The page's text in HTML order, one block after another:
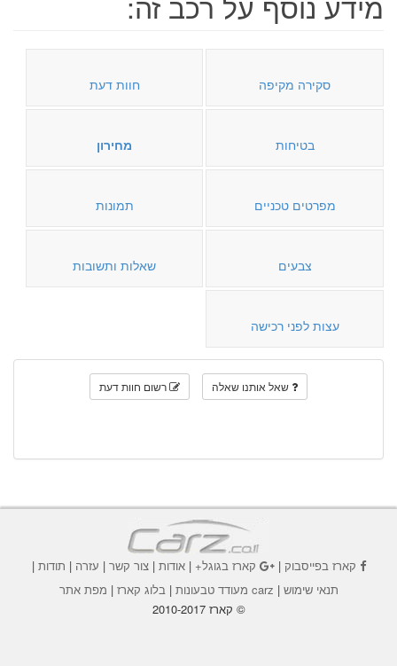
סקירה מקיפה חוות דעת
בטיחות מחירון
מפרטים טכניים תמונות
צבעים שאלות ותשובות
עצות לפני רכישה
שאל אותנו שאלה רשום חוות דעת
קארז בפייסבוק| קארז בגוגל+|אודות |צור קשר | עזרה | תודות |
תנאי שימוש | carz מעודד טבעונות | בלוג קארז | מפת אתר
© קארז 2010-2017